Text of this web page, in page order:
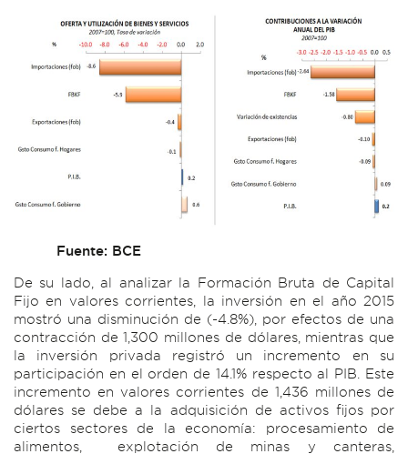
Fuente: BCE
De su lado, al analizar la Formación Bruta de Capital
Fijo en valores corrientes, la inversión en el año 2015
mostró una disminución de (-4.8%), por efectos de una
contracción de 1,300 millones de dólares, mientras que
la inversión privada registró un incremento en su
participación en el orden de 14.1% respecto al PIB. Este
incremento en valores corrientes de 1,436 millones de
dólares se debe a la adquisición de activos fijos por
ciertos sectores de la economía: procesamiento de
alimentos, explotación de minas y canteras,